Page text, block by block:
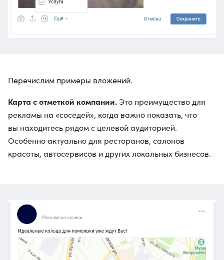
Перечислим примеры вложений.
Карта с отметкой компании.Это преимущество для
рекламы на «соседей», когда важно показать, что
вы находитесь рядом с целевой аудиторией.
Особенно актуально для ресторанов, салонов
красоты, автосервисов и других локальных бизнесов.